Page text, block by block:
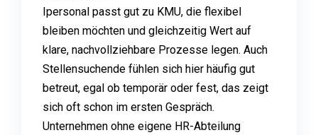
Ipersonal passt gut zu KMU, die flexibel
bleiben möchten und gleichzeitig Wert auf
klare, nachvollziehbare Prozesse legen. Auch
Stellensuchende fühlen sich hier häufig gut
betreut, egal ob temporär oder fest, das zeigt
sich oft schon im ersten Gespräch.
Unternehmen ohne eigene HR-Abteilung